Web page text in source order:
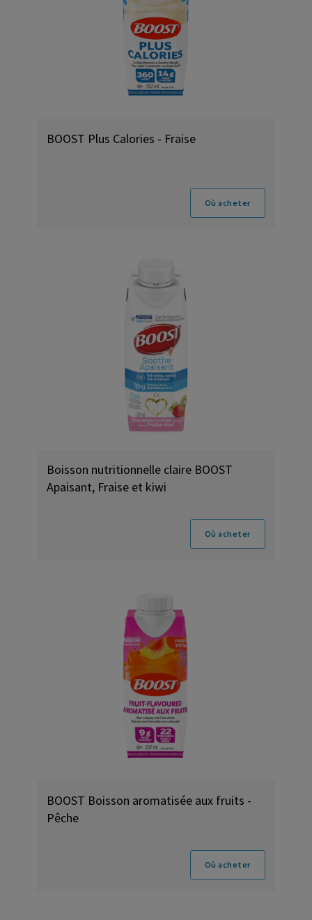
BOOST Plus Calories - Fraise
Où acheter
Boisson nutritionnelle claire BOOST
Apaisant, Fraise et kiwi
Où acheter
BOOST Boisson aromatisée aux fruits -
Pêche
Où acheter